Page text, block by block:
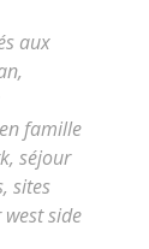
aux
,
famille
, séjour
, sites
side